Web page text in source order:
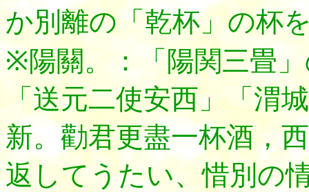
か別離の「乾杯」の杯
※陽關。：「陽関三畳
「送元二使安西」「渭
新。勸君更盡一杯酒，
返してうたい、惜別の